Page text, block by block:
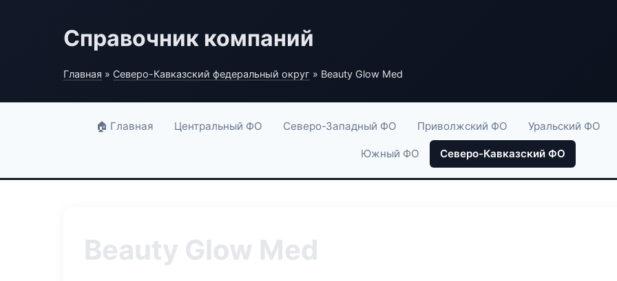
Справочник компаний
Главная » Северо-Кавказский федеральный округ » Beauty Glow Med
🏠 Главная Центральный ФО Северо-Западный ФО Приволжский ФО Уральский ФО
Южный ФО Северо-Кавказский ФО
Beauty Glow Med